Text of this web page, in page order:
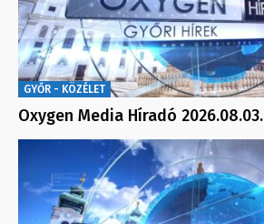
GYŐR - KÖZÉLET
Oxygen Media Híradó 2026.08.03.